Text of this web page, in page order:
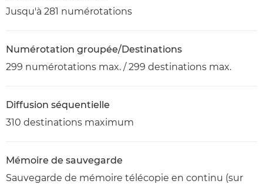
Jusqu'à 281 numérotations
Numérotation groupée/Destinations
299 numérotations max. / 299 destinations max.
Diffusion séquentielle
310 destinations maximum
Mémoire de sauvegarde
Sauvegarde de mémoire télécopie en continu (sur